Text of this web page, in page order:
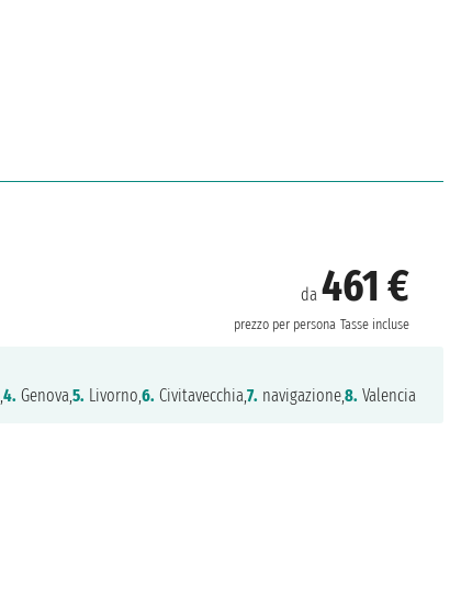
da 461 €
prezzo per persona Tasse incluse
4. Genova, 5. Livorno, 6. Civitavecchia, 7. navigazione,8. Valencia